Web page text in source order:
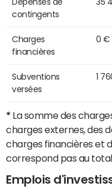
Dépenses de
contingents
35
Charges
financières
0 €
Subventions
versées
1
* La somme des
charges externes, des
charges financières et
correspond pas au
Emplois